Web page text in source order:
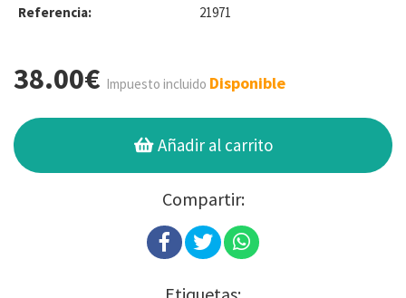
Referencia: 21971
38.00€ Impuesto incluido Disponible
Añadir al carrito
Compartir: